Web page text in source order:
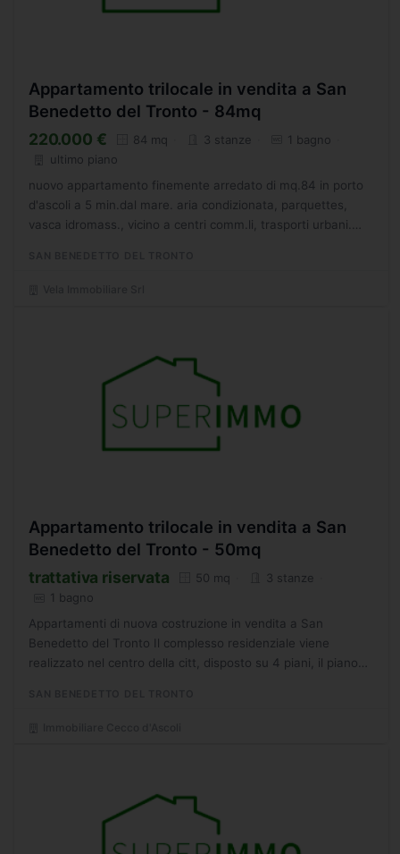
Appartamento trilocale in vendita a San
Benedetto del Tronto - 84mq
220.000 € 84 mq 3 stanze
1 bagno
ultimo piano
nuovo appartamento finemente arredato di mq.84 in porto
d'ascoli a 5 min.dal mare. aria condizionata, parquettes,
vasca idromass., vicino a centri comm.li, trasporti urbani.
Appartamento trilocale in vendita a San
Benedetto del Tronto - 50mq
trattativa riservata 50 mq
3 stanze
1 bagno
Appartamenti di nuova costruzione in vendita a San
Benedetto del Tronto Il complesso residenziale viene
realizzato nel centro della citt, disposto su 4 piani, il piano